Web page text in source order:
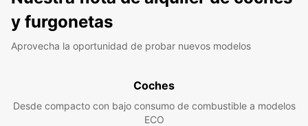
y furgonetas
Aprovecha la oportunidad de probar nuevos modelos
Coches
Desde compacto con bajo consumo de combustible a modelos
ECO